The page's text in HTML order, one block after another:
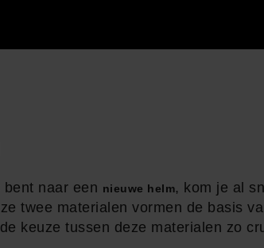
naar een nieuwe helm, kom je al
twee materialen vormen de basis
keuze tussen deze materialen zo